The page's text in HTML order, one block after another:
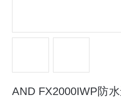
AND FX2000IWP防